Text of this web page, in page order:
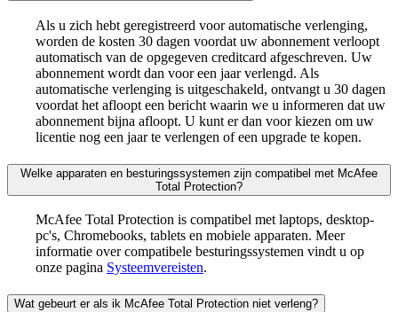
Als u zich hebt geregistreerd voor automatische verlenging,
worden de kosten 30 dagen voordat uw abonnement verloopt
automatisch van de opgegeven creditcard afgeschreven. Uw
abonnement wordt dan voor een jaar verlengd. Als
automatische verlenging is uitgeschakeld, ontvangt u 30 dagen
voordat het afloopt een bericht waarin we u informeren dat uw
abonnement bijna afloopt. U kunt er dan voor kiezen om uw
licentie nog een jaar te verlengen of een upgrade te kopen.
Welke apparaten en besturingssystemen zijn compatibel met McAfee
Total Protection?
McAfee Total Protection is compatibel met laptops, desktop-
pc's, Chromebooks, tablets en mobiele apparaten. Meer
informatie over compatibele besturingssystemen vindt u op
onze pagina Systeemvereisten.
Wat gebeurt er als ik McAfee Total Protection niet verleng?